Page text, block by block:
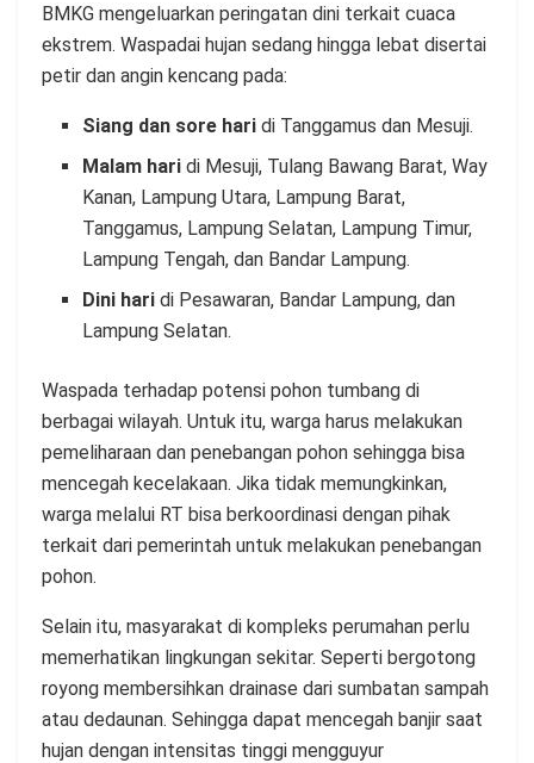
BMKG mengeluarkan peringatan dini terkait cuaca
ekstrem. Waspadai hujan sedang hingga lebat disertai
petir dan angin kencang pada:
Siang dan sore hari di Tanggamus dan Mesuji.
Malam hari di Mesuji, Tulang Bawang Barat, Way
Kanan, Lampung Utara, Lampung Barat,
Tanggamus, Lampung Selatan, Lampung Timur,
Lampung Tengah, dan Bandar Lampung.
Dini hari di Pesawaran, Bandar Lampung, dan
Lampung Selatan.
Waspada terhadap potensi pohon tumbang di
berbagai wilayah. Untuk itu, warga harus melakukan
pemeliharaan dan penebangan pohon sehingga bisa
mencegah kecelakaan. Jika tidak memungkinkan,
warga melalui RT bisa berkoordinasi dengan pihak
terkait dari pemerintah untuk melakukan penebangan
pohon.
Selain itu, masyarakat di kompleks perumahan perlu
memerhatikan lingkungan sekitar. Seperti bergotong
royong membersihkan drainase dari sumbatan sampah
atau dedaunan. Sehingga dapat mencegah banjir saat
hujan dengan intensitas tinggi mengguyur